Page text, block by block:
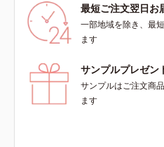
最短ご注文翌日お
一部地域を除き、最
ます
サンプルプレゼン
サンプルはご注文商
ます